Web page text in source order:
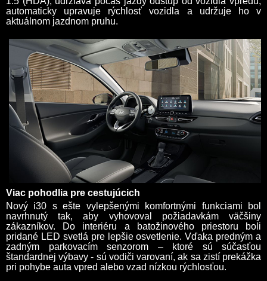
automaticky upravuje rýchlosť vozidla a udržuje ho v
aktuálnom jazdnom pruhu.
Viac pohodlia pre cestujúcich
Nový i30 s ešte vylepšenými komfortnými funkciami bol
navrhnutý tak, aby vyhovoval požiadavkám väčšiny
zákazníkov. Do interiéru a batožinového priestoru boli
pridané LED svetlá pre lepšie osvetlenie. Vďaka predným a
zadným parkovacím senzorom – ktoré sú súčasťou
štandardnej výbavy - sú vodiči varovaní, ak sa zistí prekážka
pri pohybe auta vpred alebo vzad nízkou rýchlosťou.